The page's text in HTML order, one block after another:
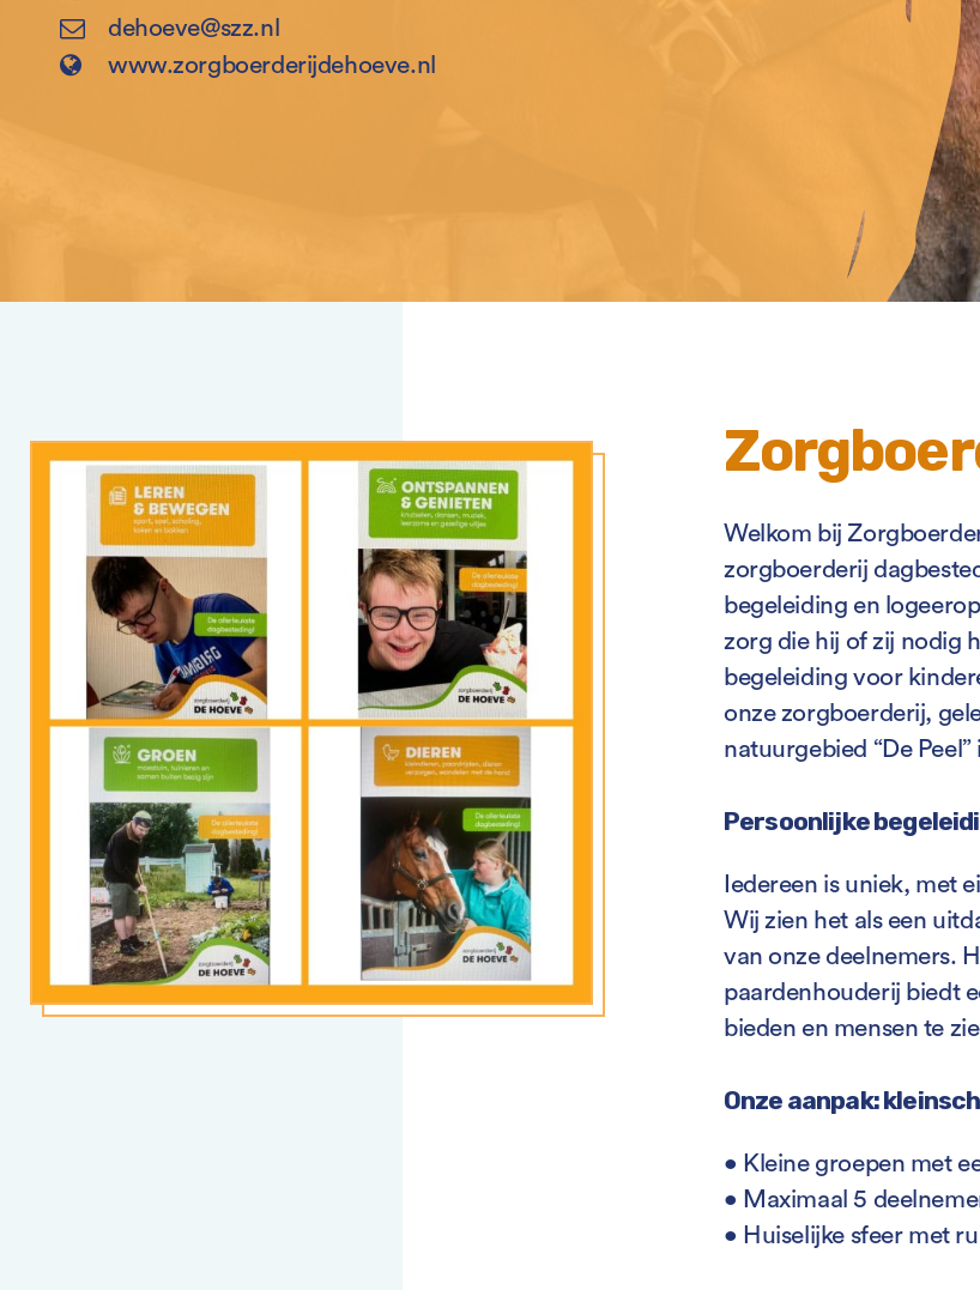
dehoeve@szz.nl
www.zorgboerderijdehoeve.nl
Welkom bij
zorgboerderij
begeleiding en
zorg die hij of zij nodig
begeleiding voor
onze zorgboerderij,
natuurgebied “De
Persoonlijke
Iedereen is uniek, met
Wij zien het als een
van onze deelnemers.
paardenhouderij biedt
bieden en mensen te
Onze aanpak:
• Kleine groepen met
• Maximaal 5
• Huiselijke sfeer met